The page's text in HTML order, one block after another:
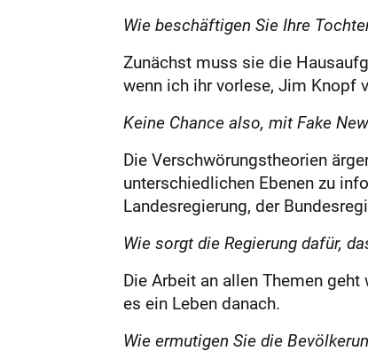
Wie beschäftigen Sie Ihre
Zunächst muss sie die
wenn ich ihr vorlese, Jim Knopf
Keine Chance also, mit Fake
Die Verschwörungstheorien
unterschiedlichen Ebenen zu
Landesregierung, der
Wie sorgt die Regierung dafür,
Die Arbeit an allen Themen
es ein Leben danach.
Wie ermutigen Sie die